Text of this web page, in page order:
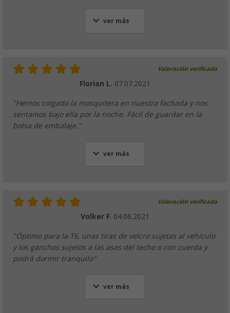
ver más
Valoración verificada
Florian L. 07.07.2021
"Hemos colgado la mosquitera en nuestra fachada y nos
sentamos bajo ella por la noche. Fácil de guardar en la
bolsa de embalaje."
ver más
Valoración verificada
Volker F. 04.06.2021
"Óptimo para la T6, unas tiras de velcro sujetas al vehículo
y los ganchos sujetos a las asas del techo o con cuerda y
podrá dormir tranquilo"
ver más